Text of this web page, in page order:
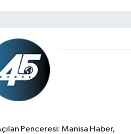
Penceresi: Manisa Haber,